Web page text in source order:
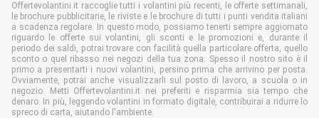
Offertevolantini.it raccoglie tutti i volantini più recenti, le offerte settimanali,
le brochure pubblicitarie, le riviste e le brochure di tutti i punti vendita italiani
a scadenza regolare. In questo modo, possiamo tenerti sempre aggiornato
riguardo le offerte sui volantini, gli sconti e le promozioni e, durante il
periodo dei saldi, potrai trovare con facilità quella particolare offerta, quello
sconto o quel ribasso nei negozi della tua zona. Spesso il nostro sito è il
primo a presentarti i nuovi volantini, persino prima che arrivino per posta.
Ovviamente, potrai anche visualizzarli sul posto di lavoro, a scuola o in
negozio. Metti Offertevolantini.it nei preferiti e risparmia sia tempo che
denaro. In più, leggendo volantini in formato digitale, contribuirai a ridurre lo
spreco di carta, aiutando l'ambiente.